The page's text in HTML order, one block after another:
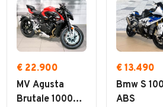
€ 22.900
MV Agusta
Brutale 1000
€ 13.490
Bmw S
ABS